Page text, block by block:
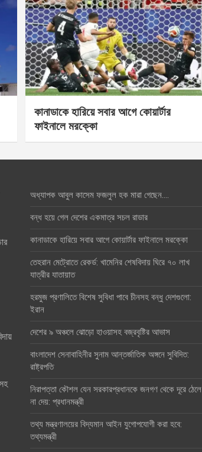
কানাডাকে হারিয়ে সবার আগে কোয়ার্টার
ফাইনালে মরক্কো
অধ্যাপক আবুল কাসেম ফজলুল হক মারা গেছেন….
বন্ধ হয়ে গেল দেশের একমাত্র সচল রাডার
কানাডাকে হারিয়ে সবার আগে কোয়ার্টার ফাইনালে মরক্কো
তেহরান মেট্রোতে রেকর্ড: খামেনির শেষবিদায় ঘিরে ৭০ লাখ
যাত্রীর যাতায়াত
হরমুজ প্রণালিতে বিশেষ সুবিধা পাবে চীনসহ বন্ধু দেশগুলো:
ইরান
দেশের ৯ অঞ্চলে ঝোড়ো হাওয়াসহ বজ্রবৃষ্টির আভাস
বাংলাদেশ সেনাবাহিনীর সুনাম আন্তর্জাতিক অঙ্গনে সুবিদিত:
রাষ্ট্রপতি
নিরাপত্তা কৌশল যেন সরকারপ্রধানকে জনগণ থেকে দূরে ঠেলে
না দেয়: প্রধানমন্ত্রী
তথ্য মন্ত্রণালয়ের বিদ্যমান আইন যুগোপযোগী করা হবে:
তথ্যমন্ত্রী